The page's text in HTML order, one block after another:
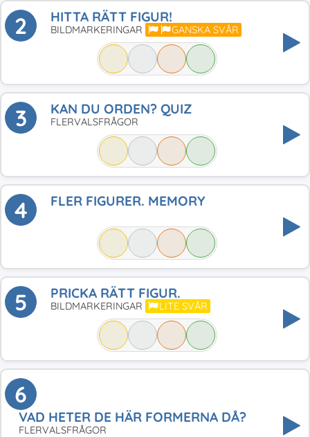
2 HITTA RÄTT FIGUR!
BILDMARKERINGAR GANSKA SVÅR
3 KAN DU ORDEN? QUIZ
FLERVALSFRÅGOR
4 FLER FIGURER. MEMORY
5 PRICKA RÄTT FIGUR.
BILDMARKERINGAR LITE SVÅR
6
VAD HETER DE HÄR FORMERNA DÅ?
FLERVALSFRÅGOR